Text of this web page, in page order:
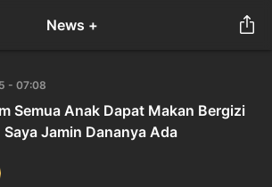
News +
- 07:08
Semua Anak Dapat Makan Bergizi
Jamin Dananya Ada